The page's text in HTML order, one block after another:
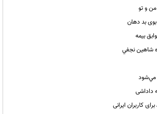
و تو
بیمه
شاهين نجفي
مي‌شود
داداشی